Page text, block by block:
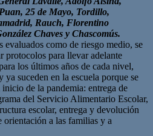
25 de Mayo, Tordillo,
Rauch, Florentino
Chaves y Chascomús.
como de riesgo medio, se
protocolos para llevar adelante
los últimos años de cada nivel,
suceden en la escuela porque se
de la pandemia: entrega de
del Servicio Alimentario Escolar,
escolar, entrega y devolución
orientación a las familias y a